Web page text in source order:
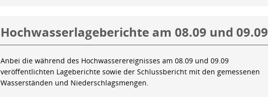
Hochwasserlageberichte am 08.09 und 09.09
Anbei die während des Hochwasserereignisses am 08.09 und 09.09
veröffentlichten Lageberichte sowie der Schlussbericht mit den gemessenen
Wasserständen und Niederschlagsmengen.